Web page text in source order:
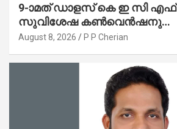
9-ാമത് ഡാളസ് കെ ഇ സി എഫ് സംയുക്ത
സുവിശേഷ കൺവെൻഷനു
പ്രാർത്ഥനാനിർഭരമായ തുടക്കം
August 8, 2026 P P Cherian